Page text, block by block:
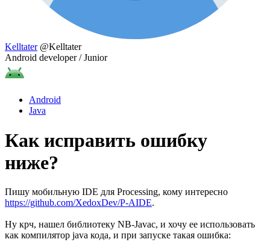
Kelltater @Kelltater
Android developer / Junior
Android
Java
Как исправить ошибку
ниже?
Пишу мобильную IDE для Processing, кому интересно
https://github.com/XedoxDev/P-AIDE.
Ну крч, нашел библиотеку NB-Javac, и хочу ее использовать
как компилятор java кода, и при запуске такая ошибка: